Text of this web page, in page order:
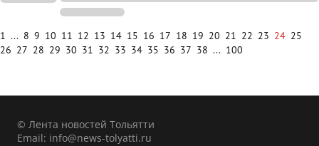
1 ... 8 9 10 11 12 13 14 15 16 17 18 19 20 21 22 23 24 25
26 27 28 29 30 31 32 33 34 35 36 37 38 ... 100
© Лента новостей Тольятти
Email: info@news-tolyatti.ru